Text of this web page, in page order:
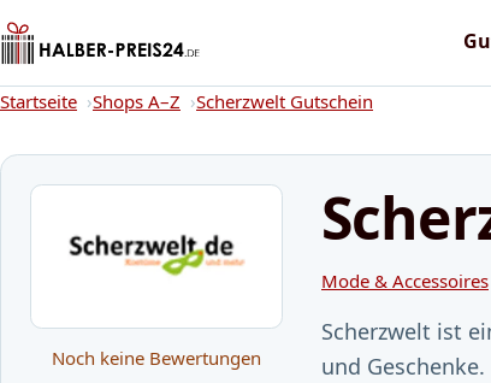
Startseite
Startseite Shops A–Z Scherzwelt Gutschein
Noch keine Bewertungen
Mode & Accessoires
Scherzwelt ist
und Geschenke.